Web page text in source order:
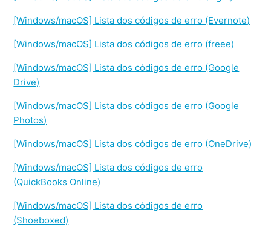
[Windows/macOS] Lista dos códigos de erro (Evernote)
[Windows/macOS] Lista dos códigos de erro (freee)
[Windows/macOS] Lista dos códigos de erro (Google
Drive)
[Windows/macOS] Lista dos códigos de erro (Google
Photos)
[Windows/macOS] Lista dos códigos de erro (OneDrive)
[Windows/macOS] Lista dos códigos de erro
(QuickBooks Online)
[Windows/macOS] Lista dos códigos de erro
(Shoeboxed)